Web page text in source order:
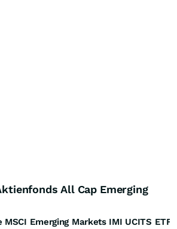
All Cap Emerging
MSCI Emerging Markets IMI UCITS ETF